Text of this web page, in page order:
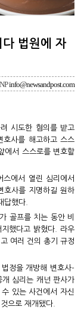
법원에 자
info@newsandpost.com
시도한 혐의를 받고
호사를 해고하고 스스
에서 스스로를 변호할
에서 열린 심리에서
호사를 지명하길 원하
답했다.
골프를 치는 동안 비
했다고 밝혔다. 라우
여러 건의 총기 규정
정을 개방해 변호사-
심리는 캐넌 판사가
있는 사건에서 자신
으로 재개됐다.